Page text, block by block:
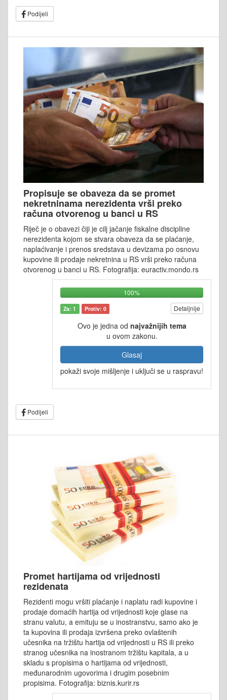
Podijeli
Propisuje se obaveza da se promet
nekretninama nerezidenta vrši preko
računa otvorenog u banci u RS
Riječ je o obavezi čiji je cilj jačanje fiskalne discipline
nerezidenta kojom se stvara obaveza da se plaćanje,
naplaćivanje i prenos sredstava u devizama po osnovu
kupovine ili prodaje nekretnina u RS vrši preko računa
otvorenog u banci u RS. Fotografija: euractiv.mondo.rs
100%
Za: 1 Protiv: 0 Detaljnije
Ovo je jedna od najvažnijih tema
u ovom zakonu.
Glasaj
pokaži svoje mišljenje i uključi se u raspravu!
Podijeli
Promet hartijama od vrijednosti
rezidenata
Rezidenti mogu vršiti plaćanje i naplatu radi kupovine i
prodaje domaćih hartija od vrijednosti koje glase na
stranu valutu, a emituju se u inostranstvu, samo ako je
ta kupovina ili prodaja izvršena preko ovlaštenih
učesnika na tržištu hartija od vrijednosti u RS ili preko
stranog učesnika na inostranom tržištu kapitala, a u
skladu s propisima o hartijama od vrijednosti,
međunarodnim ugovorima i drugim posebnim
propisima. Fotografija: biznis.kurir.rs